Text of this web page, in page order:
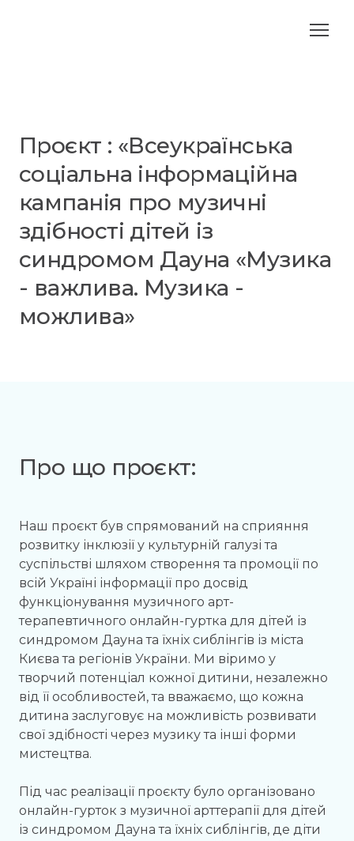
Проєкт : «Всеукраїнська
соціальна інформаційна
кампанія про музичні
здібності дітей із
синдромом Дауна «Музика
- важлива. Музика -
можлива»
Про що проєкт:
Наш проєкт був спрямований на сприяння
розвитку інклюзії у культурній галузі та
суспільстві шляхом створення та промоції по
всій Україні інформації про досвід
функціонування музичного арт-
терапевтичного онлайн-гуртка для дітей із
синдромом Дауна та їхніх сиблінгів із міста
Києва та регіонів України. Ми віримо у
творчий потенціал кожної дитини, незалежно
від її особливостей, та вважаємо, що кожна
дитина заслуговує на можливість розвивати
свої здібності через музику та інші форми
мистецтва.
Під час реалізації проєкту було організовано
онлайн-гурток з музичної арттерапії для дітей
із синдромом Дауна та їхніх сиблінгів, де діти